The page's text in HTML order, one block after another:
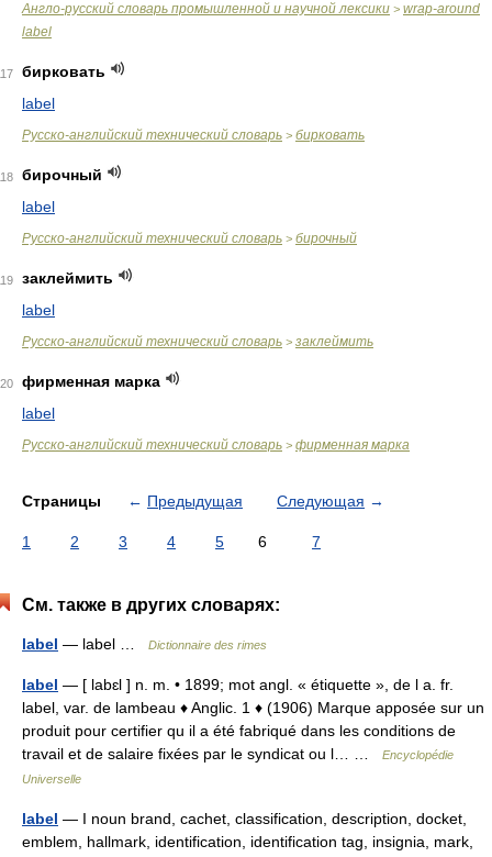
Англо-русский словарь промышленной и научной лексики > wrap-around
label
бирковать
label
Русско-английский технический словарь > бирковать
бирочный
label
Русско-английский технический словарь > бирочный
заклеймить
label
Русско-английский технический словарь > заклеймить
фирменная марка
label
Русско-английский технический словарь > фирменная марка
Страницы ← Предыдущая Следующая →
1 2 3 4 5 6 7
См. также в других словарях:
label — label … Dictionnaire des rimes
label — [ labɛl ] n. m. • 1899; mot angl. « étiquette », de l a. fr.
label, var. de lambeau ♦ Anglic. 1 ♦ (1906) Marque apposée sur un
produit pour certifier qu il a été fabriqué dans les conditions de
travail et de salaire fixées par le syndicat ou l… …
Encyclopédie
Universelle
label — I noun brand, cachet, classification, description, docket,
emblem, hallmark, identification, identification tag, insignia, mark,